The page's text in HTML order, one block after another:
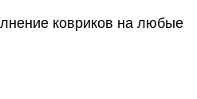
ковриков на любые